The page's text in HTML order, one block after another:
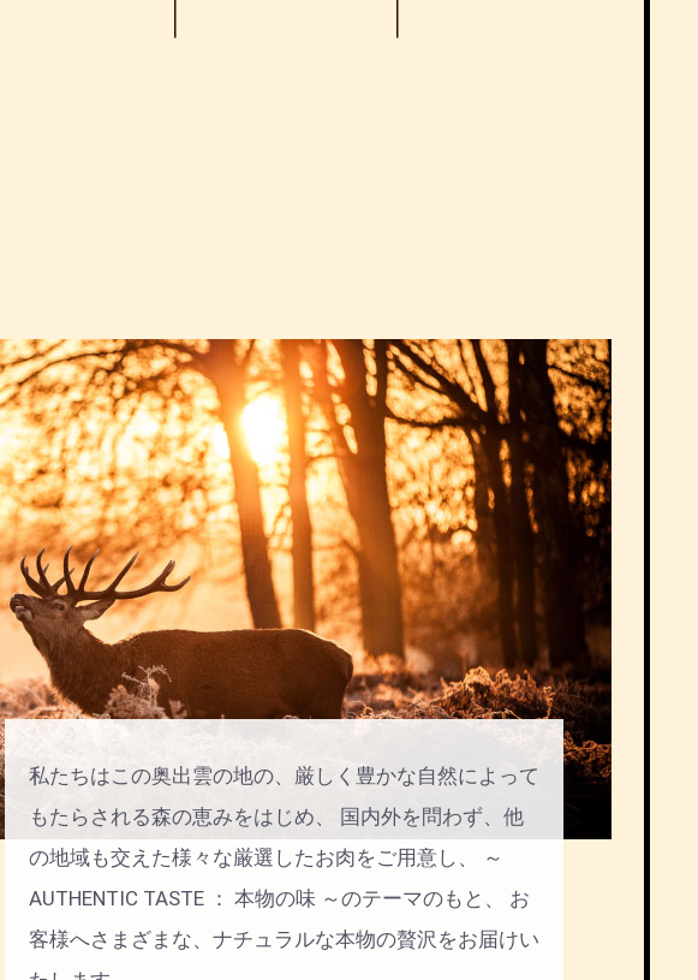
私たちはこの奥出雲の地の、厳しく豊かな自然によって
もたらされる森の恵みをはじめ、 国内外を問わず、他
の地域も交えた様々な厳選したお肉をご用意し、 ～
AUTHENTIC TASTE ： 本物の味 ～のテーマのもと、 お
客様へさまざまな、ナチュラルな本物の贅沢をお届けい